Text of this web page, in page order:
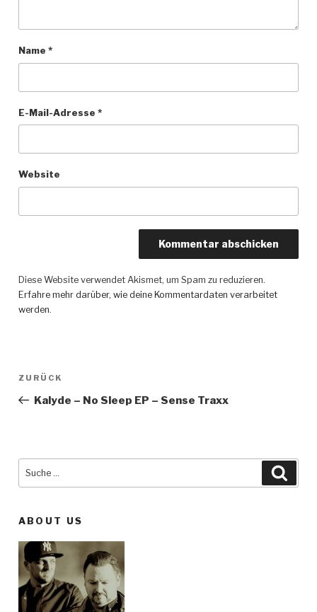
Name *
E-Mail-Adresse *
Website
Diese Website verwendet Akismet, um Spam zu reduzieren.
Erfahre mehr darüber, wie deine Kommentardaten verarbeitet
werden.
Beitragsnavigation
Vorheriger
ZURÜCK
Kalyde – No Sleep EP – Sense Traxx
ABOUT US